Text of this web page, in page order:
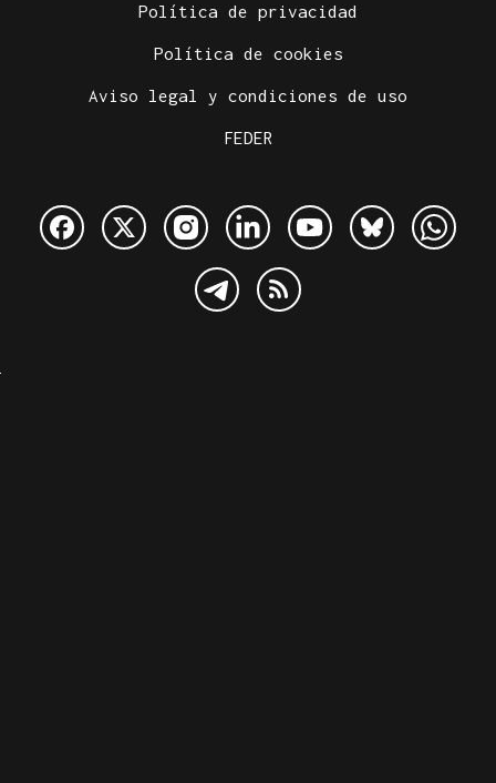
Política de privacidad
Política de cookies
Aviso legal y condiciones de uso
FEDER